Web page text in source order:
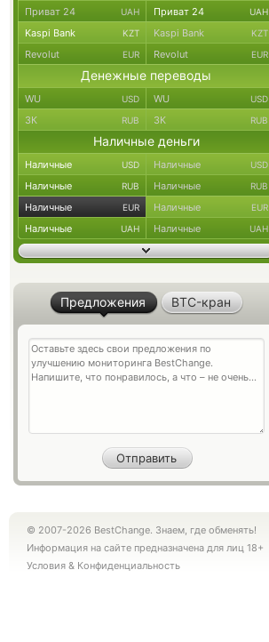
Приват 24 UAH Приват 24 UAH
Kaspi Bank KZT Kaspi Bank KZT
Revolut EUR Revolut EUR
Денежные переводы
WU USD WU USD
ЗК RUB ЗК RUB
Наличные деньги
Наличные USD Наличные USD
Наличные RUB Наличные RUB
Наличные EUR Наличные EUR
Наличные UAH Наличные UAH
Предложения BTC-кран
© 2007-2026 BestChange. Знаем, где обменять!
Информация на сайте предназначена для лиц 18+
Условия & Конфиденциальность